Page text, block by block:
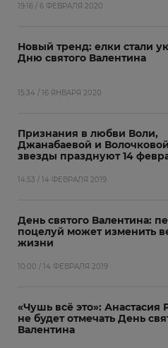
19:16 / 6 ФЕВРАЛЯ 2020
Новый тренд: елки стали
Дню святого Валентина
15:34 / 16 ЯНВАРЯ 2020
Признания в любви Воли,
Джанабаевой и
звезды празднуют 14
14:53 / 14 ФЕВРАЛЯ 2019
День святого Валентина:
поцелуй может изменить
жизни
10:00 / 14 ФЕВРАЛЯ 2019
«Чушь всё это»: Анастасия
не будет отмечать День
Валентина